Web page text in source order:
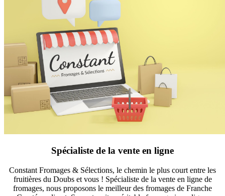
Spécialiste de la vente en ligne
Constant Fromages & Sélections, le chemin le plus court entre les
fruitières du Doubs et vous ! Spécialiste de la vente en ligne de
fromages, nous proposons le meilleur des fromages de Franche